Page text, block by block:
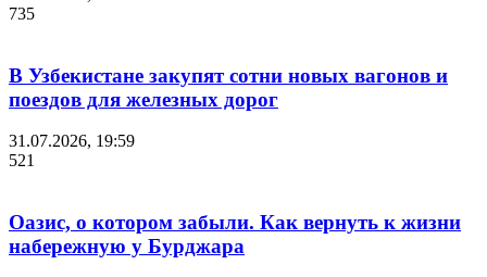
735
В Узбекистане закупят сотни новых вагонов и
поездов для железных дорог
31.07.2026, 19:59
521
Оазис, о котором забыли. Как вернуть к жизни
набережную у Бурджара